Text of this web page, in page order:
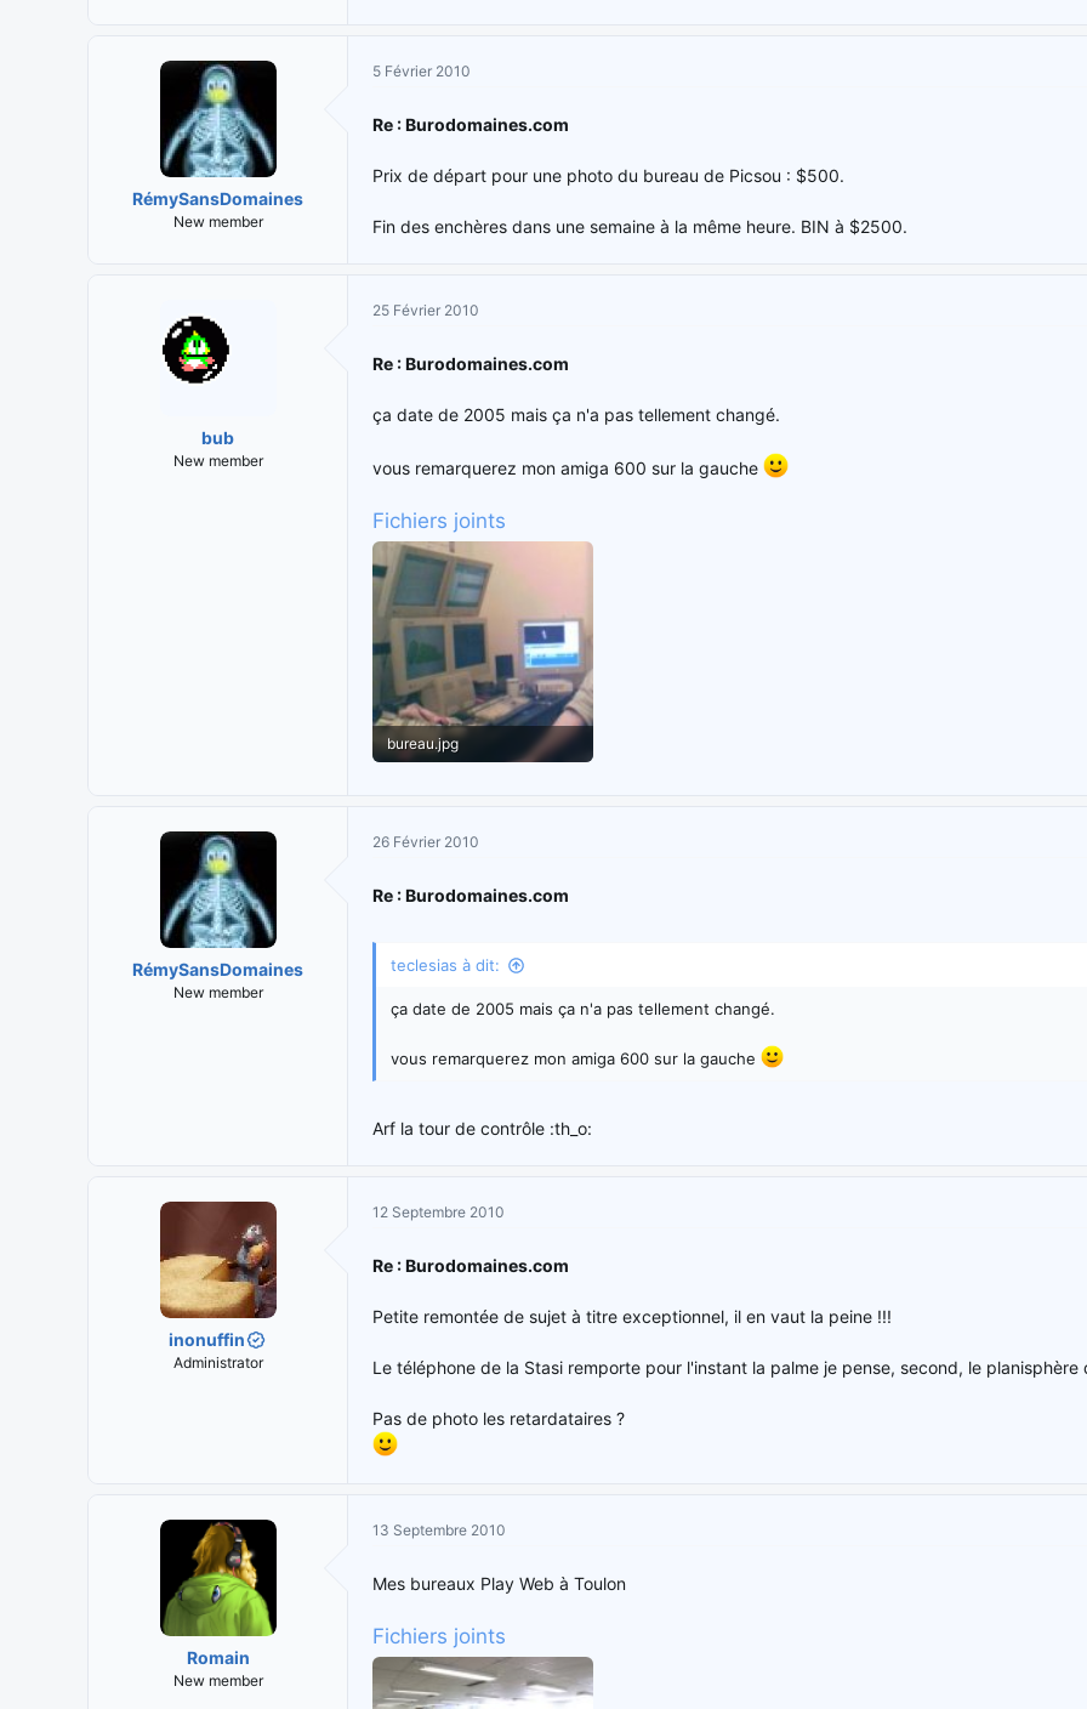
RémySansDomaines
New member
5 Février 2010
Re : Burodomaines.com
Prix de départ pour une photo du bureau de Picsou : $500.
Fin des enchères dans une semaine à la même heure. BIN à $2500.
bub
New member
25 Février 2010
Re : Burodomaines.com
ça date de 2005 mais ça n'a pas tellement changé.
vous remarquerez mon amiga 600 sur la gauche
Fichiers joints
bureau.jpg
RémySansDomaines
New member
26 Février 2010
Re : Burodomaines.com
teclesias à dit:
ça date de 2005 mais ça n'a pas tellement changé.
vous remarquerez mon amiga 600 sur la gauche
Arf la tour de contrôle :th_o:
inonuffin
Administrator
12 Septembre 2010
Re : Burodomaines.com
Petite remontée de sujet à titre exceptionnel, il en vaut la peine !!!
Le téléphone de la Stasi remporte pour l'instant la palme je pense, second, le
Pas de photo les retardataires ?
Romain
New member
13 Septembre 2010
Mes bureaux Play Web à Toulon
Fichiers joints